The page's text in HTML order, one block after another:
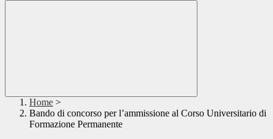
Home >
Bando di concorso per l’ammissione al Corso Universitario di
Formazione Permanente